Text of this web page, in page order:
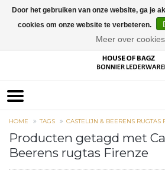
HOME TAGS CASTELIJN & BEERENS RUGTAS
Producten getagd met
Beerens rugtas Firenze
Door het gebruiken van onze website, ga je
cookies om onze website te verbeteren.
Meer over